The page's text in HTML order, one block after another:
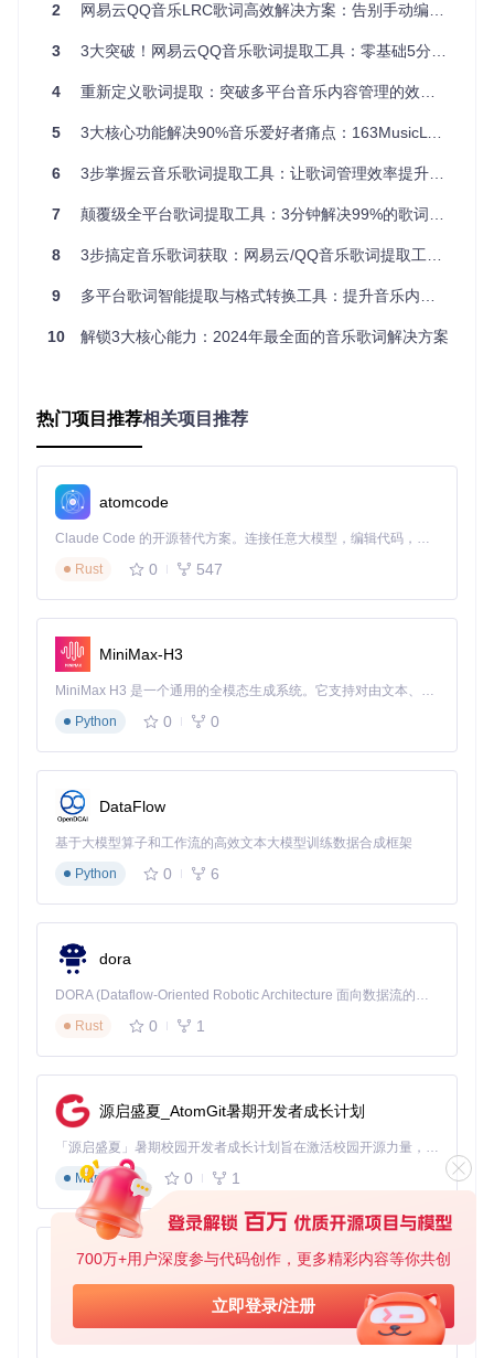
700万+用户深度参与代码创作，更多精彩内容等你共创
立即登录/注册
第一步：下载与安装
从仓库克隆项目：git clone https://gitcode.com/Git
应的版本。Windows用户可直接运行exe文件，跨平台版本需
打开软件后，在顶部搜索源下拉菜单中选择网易云或QQ音
乐，根据需要设置歌词格式和编码方式。对于外语歌曲，可在
设置中提前配置翻译选项。
设置选项
第三步：开始搜索与保存
将歌词文件保存到本地。
智能搜索：精确与模糊双重模式
软件提供精确搜索和模糊搜索两种模式。精确搜索适用于已知
支持通过部分歌名或歌手信息查找相关结果，即使信息不完整
也能找到想要的歌词。
图：模糊搜索功能动态展示，支持不完整信息的智能匹配
批量处理：高效管理大量歌词
对于需要批量获取歌词的用户，163MusicLyrics提供了文件夹
图：文件夹扫描过程展示，自动识别本地音乐文件并匹配歌词
图：批量保存设置界面，支持自定义保存路径和文件格式
多语言处理：打破语言障碍
多种语言的翻译，帮助用户理解歌曲含义。
图：v7.0版本界面展示，支持双语歌词和罗马音显示
技术原理：歌词提取与处理机制
常见场景配置模板
语言学习场景
在设置中启用罗马音转换
2 网易云QQ音乐LRC歌词高效解决方案：告别手动编辑的全方位解析
3 3大突破！网易云QQ音乐歌词提取工具：零基础5分钟上手全攻略
4 重新定义歌词提取：突破多平台音乐内容管理的效率瓶颈
5 3大核心功能解决90%音乐爱好者痛点：163MusicLyrics高效全面的歌词管理方案
6 3步掌握云音乐歌词提取工具：让歌词管理效率提升90%
7 颠覆级全平台歌词提取工具：3分钟解决99%的歌词获取难题
8 3步搞定音乐歌词获取：网易云/QQ音乐歌词提取工具全解析
9 多平台歌词智能提取与格式转换工具：提升音乐内容管理效率的全方位解决方案
10 解锁3大核心能力：2024年最全面的音乐歌词解决方案
热门项目推荐相关项目推荐
atomcode
Claude Code 的开源替代方案。连接任意大模型，编辑代码，运行命令，自动验证 — 全自动执行。用 Rust 构建，极致性能。 ｜ An open-source alternative to Claude Code. Connect any LLM, edit code, run commands, and verify changes — autonomously. Built in Rust for speed. Get Started
Rust
0 547
MiniMax-H3
MiniMax H3 是一个通用的全模态生成系统。它支持对由文本、图像、视频和音频组成的多模态上下文进行统一理解，并能生成分辨率高达 2K、时长可达 15 秒的带原生立体声音频的视频。得益于面向任务泛化的系统设计，H3 在预训练阶段就已具备广泛的多模态上下文理解与生成能力，能够出色地执行复杂的多模态指令。
Python
0 0
DataFlow
基于大模型算子和工作流的高效文本大模型训练数据合成框架
Python
0 6
dora
DORA (Dataflow-Oriented Robotic Architecture 面向数据流的机器人架构) 是为 AI 与具身智能机器人打造的高性能开发框架，以数据流范式重构开发逻辑，原生支持分布式部署与端边云协同 —— 无需复杂适配，即可实现一体端到端具身大小脑、VLA等模型部署，无缝衔接感知、推理、控制全链路，让 AI 能力与机器人动作深度融合。 依托 Rust 内核与零拷贝通信技术，它将具身大小脑、VLA等模型推理、多模态数据融合延迟压缩至微秒级，同时兼容 ROS2 生态与国产 AI 芯片，彻底降低具身智能机器人的开发门槛，让分布式部署下的 AI 赋能创新更高效、更灵活。
Rust
0 1
源启盛夏_AtomGit暑期开发者成长计划
「源启盛夏」暑期校园开发者成长计划旨在激活校园开源力量，通过积分激励、认证扶持、资源倾斜等形式，引导高校组织和开发者完成「入驻 — 建项目 — 做贡献 — 获认证 — 得资源」的完整闭环。无论你是想带领社团入驻平台的组织者，还是希望用代码贡献证明自己的开发者，都能在这里找到属于你的成长路径。
Markdown
0 1
py-xiaozhi
基于Python的Xiaozhi AI，适用于想要完整Xiaozhi体验而无需拥有专用硬件的用户。
Python
0 1